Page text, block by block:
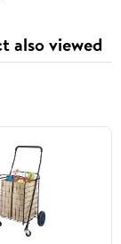
also viewed